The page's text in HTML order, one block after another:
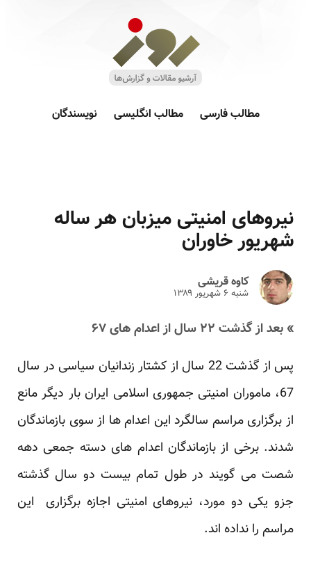
مطالب فارسی مطالب انگلیسی نویسندگان
نیروهای امنیتی میزبان هر ساله
شهریور خاوران
کاوه قریشی
شنبه ۶ شهريور ۱۳۸۹
» بعد از گذشت ۲۲ سال از اعدام های ۶۷
پس از گذشت 22 سال از کشتار زندانیان سیاسی در سال
67، ماموران امنیتی جمهوری اسلامی ایران بار دیگر مانع
از برگزاری مراسم سالگرد این اعدام ها از سوی بازماندگان
شدند. برخی از بازماندگان اعدام های دسته جمعی دهه
شصت می گویند در طول تمام بیست دو سال گذشته
جزو یکی دو مورد، نیروهای امنیتی اجازه برگزاری این
مراسم را نداده اند.